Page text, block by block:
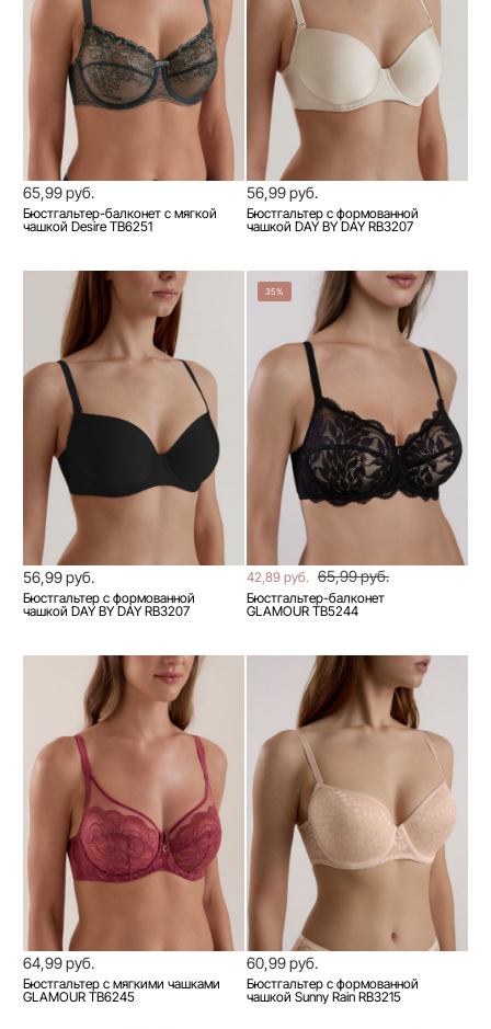
65,99 руб.
Бюстгальтер-балконет с мягкой
чашкой Desire TB6251
56,99 руб.
Бюстгальтер с формованной
чашкой DAY BY DAY RB3207
56,99 руб.
Бюстгальтер с формованной
чашкой DAY BY DAY RB3207
35%
42,89 руб. 65,99 руб.
Бюстгальтер-балконет
GLAMOUR TB5244
64,99 руб.
Бюстгальтер с мягкими чашками
GLAMOUR TB6245
60,99 руб.
Бюстгальтер с формованной
чашкой Sunny Rain RB3215